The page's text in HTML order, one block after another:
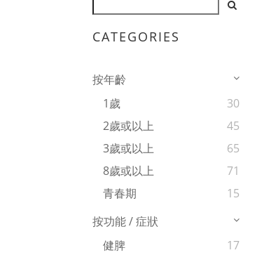
CATEGORIES
按年齡
1歲
30
2歲或以上
45
3歲或以上
65
8歲或以上
71
青春期
15
按功能 / 症狀
健脾
17